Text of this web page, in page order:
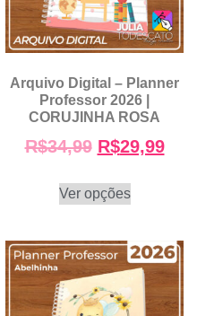
Arquivo Digital – Planner
Professor 2026 |
CORUJINHA ROSA
R$34,99 R$29,99
Ver opções